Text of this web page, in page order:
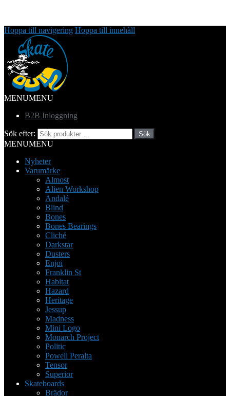
Hoppa till navigering Hoppa till innehåll
MENUMENU
B2B Inloggning
Sök efter: Sök
MENUMENU
Nyheter
Varumärke
Almost
Alien Workshop
Andalé
Blind
Bones
Bones Bearings
Cliché
Darkstar
Dusters
Enjoi
Franklin St
Habitat
Hazard
Heritage
Jessup
Madness
Mini Logo
Monarch Project
Politic
Powell Peralta
Tensor
Superior
Skateboards
Brädor